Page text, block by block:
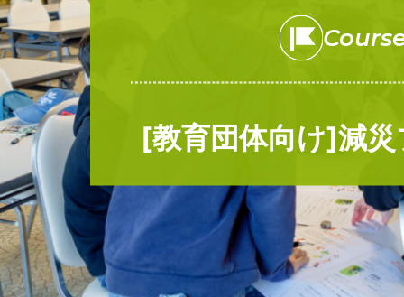
[教育団体向け]減